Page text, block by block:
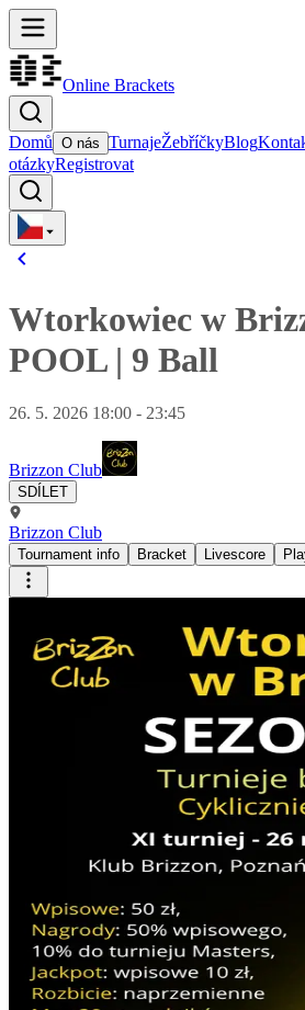
Online Brackets
Domů O nás TurnajeŽebříčkyBlog
otázkyRegistrovat
Wtorkowiec w
POOL| 9 Ball
26. 5. 2026 18:00 - 23:45
Brizzon Club
SDÍLET
Brizzon Club
Tournament info Bracket Livescore